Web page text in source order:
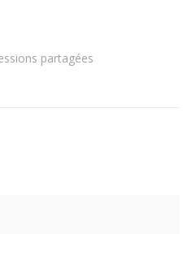
partagées